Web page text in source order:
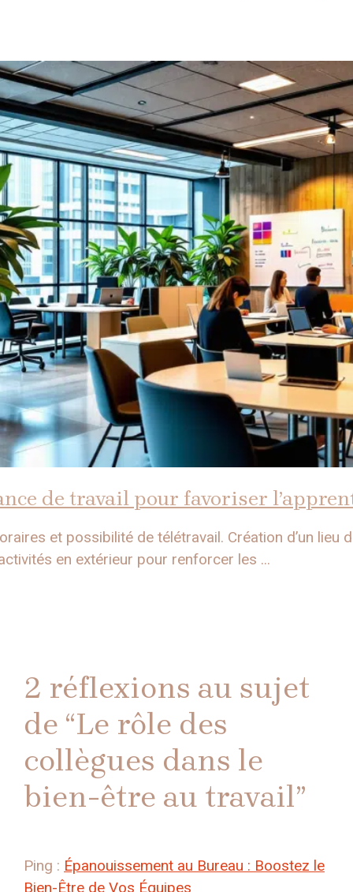
de travail pour favoriser
et possibilité de télétravail. Création d’un lieu
en extérieur pour renforcer les ...
2 réflexions au sujet
de “Le rôle des
collègues dans le
bien-être au travail”
Ping : Épanouissement au Bureau : Boostez le
Bien-Être de Vos Équipes